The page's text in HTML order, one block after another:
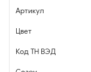
Артикул
Цвет
Код ТН ВЭД